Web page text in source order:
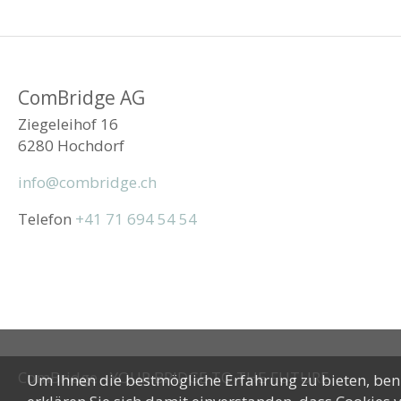
ComBridge AG
Ziegeleihof 16
6280 Hochdorf
info@combridge.ch
Telefon +41 71 694 54 54
ComBridge - YOUR BRIDGE TO THE FUTURE
Um Ihnen die bestmögliche Erfahrung zu bieten,